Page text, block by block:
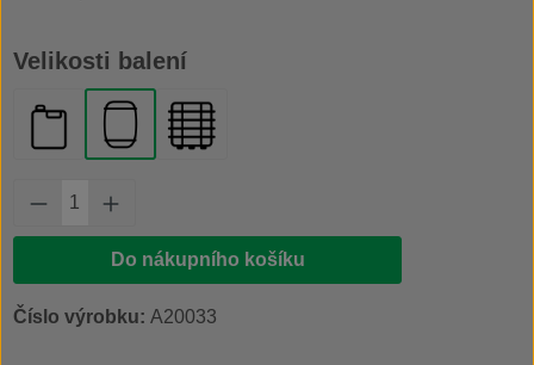
Vyberte
Velikosti balení
kanystr 20 lplastový sud 200 lIBC kontejner 1000 l
Množství produktu: Zadejte požadované
Do nákupního košíku
Číslo výrobku: A20033